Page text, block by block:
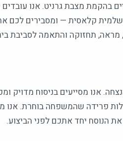
מצבת גרניט. אנו עובדים
קלאסית — ומסבירים לכם
מראה, תחזוקה והתאמה לסביבת
אנו מסייעים בניסוח מדויק
פרידה שהמשפחה בוחרת. אנו
הנוסח יחד אתכם לפני הביצוע.